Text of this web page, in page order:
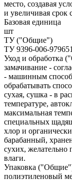
место, создавая
и увеличивая срок
Базовая единица
шт
ТУ ("Общие")
ТУ 9396-006-
Уход и обработка
замачивание -
- машинным
обрабатывать
сухая, сушка - в
температуре,
максимальная
специальных
хлор и
барабанный,
сухих, желательно
влаги.
Упаковка
полиэтиленовый